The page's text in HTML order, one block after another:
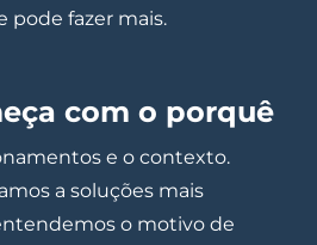
pode fazer mais.
com o porquê
e o contexto.
a soluções mais
o motivo de